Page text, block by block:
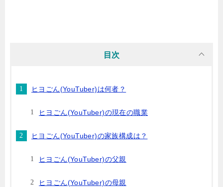
目次
ヒヨごん(YouTuber)は何者？
ヒヨごん(YouTuber)の現在の職業
ヒヨごん(YouTuber)の家族構成は？
ヒヨごん(YouTuber)の父親
ヒヨごん(YouTuber)の母親